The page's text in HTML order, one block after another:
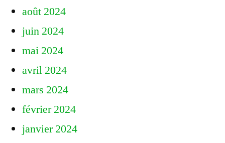
août 2024
juin 2024
mai 2024
avril 2024
mars 2024
février 2024
janvier 2024